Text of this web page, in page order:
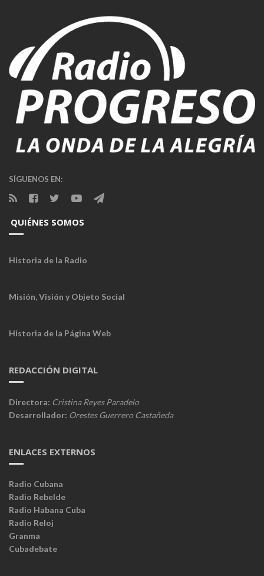
SÍGUENOS EN:
QUIÉNES SOMOS
Historia de la Radio
Misión, Visión y Objeto Social
Historia de la Página Web
REDACCIÓN DIGITAL
Directora: Cristina Reyes Paradelo
Desarrollador: Orestes Guerrero Castañeda
ENLACES EXTERNOS
Radio Cubana
Radio Rebelde
Radio Habana Cuba
Radio Reloj
Granma
Cubadebate